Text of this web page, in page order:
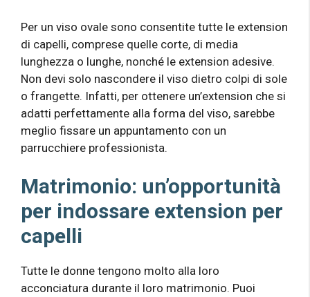
Per un viso ovale sono consentite tutte le extension
di capelli, comprese quelle corte, di media
lunghezza o lunghe, nonché le extension adesive.
Non devi solo nascondere il viso dietro colpi di sole
o frangette. Infatti, per ottenere un’extension che si
adatti perfettamente alla forma del viso, sarebbe
meglio fissare un appuntamento con un
parrucchiere professionista.
Matrimonio: un’opportunità
per indossare extension per
capelli
Tutte le donne tengono molto alla loro
acconciatura durante il loro matrimonio. Puoi